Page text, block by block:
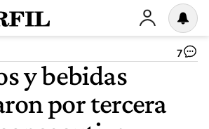
7
y bebidas
por tercera